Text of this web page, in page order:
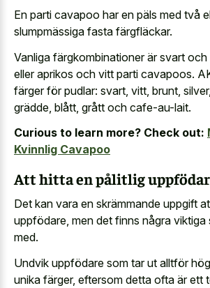
En parti cavapoo har en päls med två
slumpmässiga fasta färgfläckar.
Vanliga färgkombinationer är svart
eller aprikos och vitt parti cavapoos.
färger för pudlar: svart, vitt, brunt,
grädde, blått, grått och cafe-au-lait.
Curious to learn more? Check out:
Kvinnlig Cavapoo
Att hitta en pålitlig
Det kan vara en skrämmande uppgift
uppfödare, men det finns några viktiga
med.
Undvik uppfödare som tar ut alltför
unika färger, eftersom detta ofta är ett